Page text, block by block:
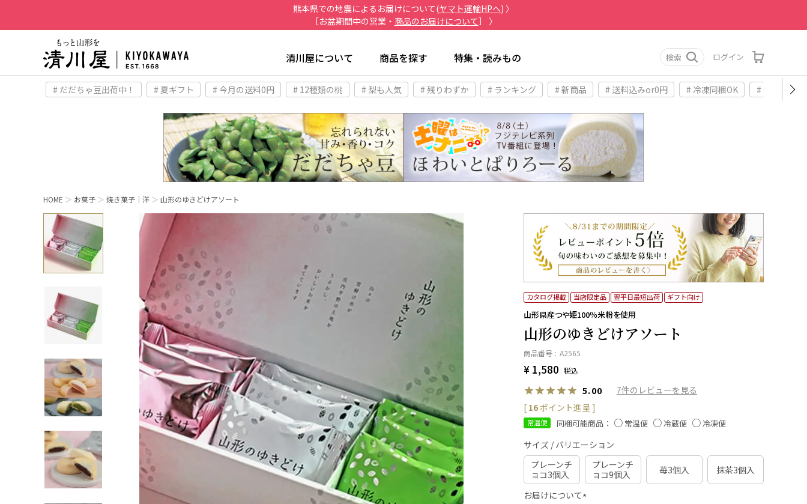
熊本県での地震によるお届けについて(ヤマト運輸HPへ) 〉
［お盆期間中の営業・ 商品のお届けについて］ 〉
清川屋について 商品を探す 特集・読みもの 検索 ログイン
# だだちゃ豆出荷中！ # 夏ギフト # 今月の送料0円 # 12種類の桃 # 梨も人気 # 残りわずか # ランキング # 新商品 # 送料込みor0円 # 冷凍同梱OK # お土産
HOME お菓子 焼き菓子｜洋 山形のゆきどけアソート
カタログ掲載 当店限定品 翌平日最短出荷 ギフト向け
山形県産つや姫100％米粉を使用
山形のゆきどけアソート
商品番号 A2565
¥ 1,580 税込
5.00
7
[ 16ポイント進呈 ]
常温便 同梱可能商品： 常温便 冷蔵便 冷凍便
サイズ / バリエーション
プレーンチ
ョコ3個入
プレーンチ
ョコ9個入
苺3個入 抹茶3個入
お届けについて